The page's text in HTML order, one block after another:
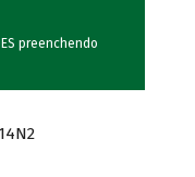
preenchendo